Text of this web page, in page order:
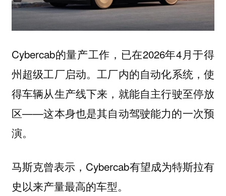
Cybercab的量产工作，已在2026年4月于得
州超级工厂启动。工厂内的自动化系统，使
得车辆从生产线下来，就能自主行驶至停放
区——这本身也是其自动驾驶能力的一次预
演。
马斯克曾表示，Cybercab有望成为特斯拉有
史以来产量最高的车型。